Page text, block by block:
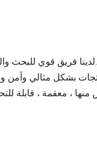
فريق قوي للبحث
بشكل مثالي وآمن
، معقمة ، قابلة